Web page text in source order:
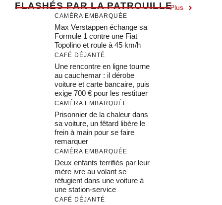
FLASHÉS PAR LA PATROUILLEPlus
CAMÉRA EMBARQUÉE
Max Verstappen échange sa
Formule 1 contre une Fiat
Topolino et roule à 45 km/h
CAFÉ DÉJANTÉ
Une rencontre en ligne tourne
au cauchemar : il dérobe
voiture et carte bancaire, puis
exige 700 € pour les restituer
CAMÉRA EMBARQUÉE
Prisonnier de la chaleur dans
sa voiture, un fêtard libère le
frein à main pour se faire
remarquer
CAMÉRA EMBARQUÉE
Deux enfants terrifiés par leur
mère ivre au volant se
réfugient dans une voiture à
une station-service
CAFÉ DÉJANTÉ